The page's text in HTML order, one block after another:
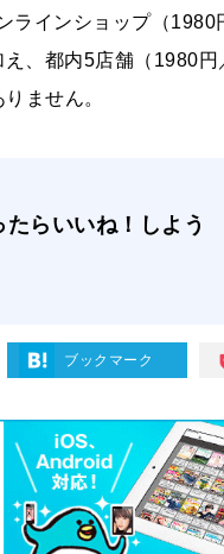
インショップ（1980
、都内5店舗（1980円
ません。
らいいね！しよう
ブックマーク